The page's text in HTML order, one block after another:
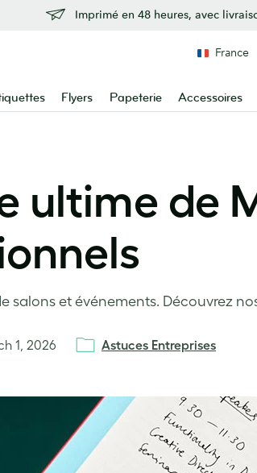
Imprimé en 48 heures, avec
Flyers Papeterie Accessoires
France
ultime de
salons et événements. Découvrez
1, 2026 Astuces Entreprises